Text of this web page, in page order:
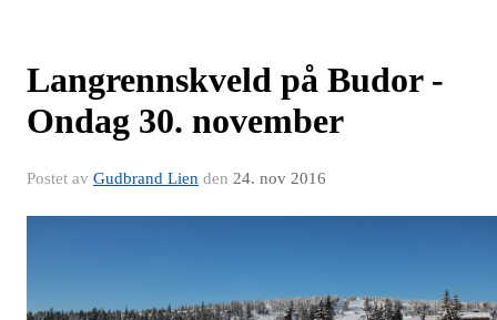
Langrennskveld på Budor -
Ondag 30. november
Postet av Gudbrand Lien den 24. nov 2016